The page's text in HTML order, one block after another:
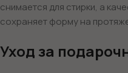
снимается для стирки, а
сохраняет форму на
Уход за